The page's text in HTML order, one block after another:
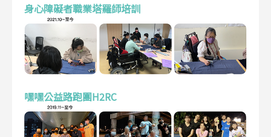
身心障礙者職業塔羅師培訓
嘿嘿公益路跑團H2RC